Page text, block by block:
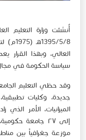
1395/
العالي، وبهذا القرار
سياسة الحكومة في
وقد حظي التعليم
جديدة، وكليات
الميزانيات، الأمر
موزعة جغرافياً بين